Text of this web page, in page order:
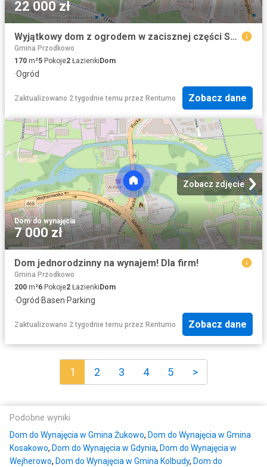
22 000 zł
Wyjątkowy dom z ogrodem w zacisznej części Sopotu
Gmina Przodkowo
170 m²5 Pokoje2 Łazienki Dom
·Ogród
Zaktualizowano 2 tygodnie temu przez Rentumo Zobacz dane
Zobacz zdjęcie
Dom·do wynajęcia
7 000 zł
Dom jednorodzinny na wynajem! Dla firm!
Gmina Przodkowo
200 m²6 Pokoje2 ŁazienkiDom
·Ogród·Basen·Parking
Zaktualizowano 2 tygodnie temu przez Rentumo Zobacz dane
1 2 3 4 5 >
Podobne wyniki
Dom do Wynajęcia w Gmina Żukowo, Dom do Wynajęcia w Gmina
Kosakowo, Dom do Wynajęcia w Gdynia, Dom do Wynajęcia w
Wejherowo, Dom do Wynajęcia w Gmina Kolbudy, Dom do